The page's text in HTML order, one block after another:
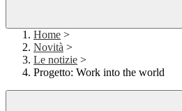
Home >
Novità >
Le notizie >
Progetto: Work into the world